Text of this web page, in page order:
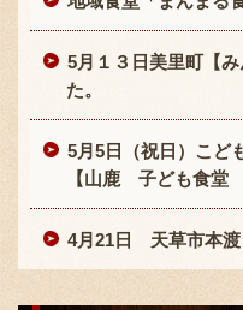
TEL:
5月１３日美里町【
た。
5月5日（祝日）こど
【山鹿 子ども食堂
4月21日 天草市本